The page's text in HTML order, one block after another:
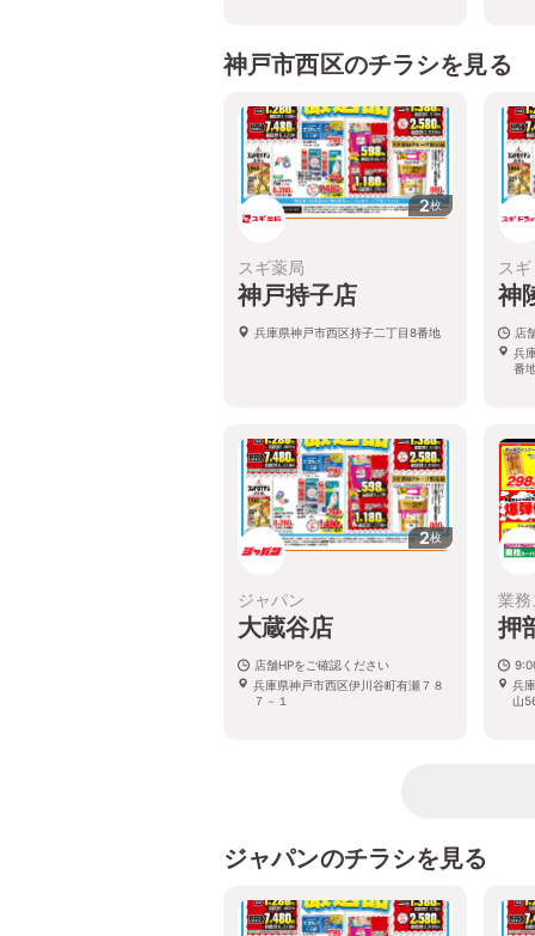
神戸市西区のチラシを見る
2枚
スギ薬局
神戸持子店
兵庫県神戸市西区持子二丁目8番地
ス
神
店
兵
番
2枚
ジャパン
大蔵谷店
店舗HPをご確認ください
兵庫県神戸市西区伊川谷町有瀬７８
７－１
業
押
兵
山
ジャパンのチラシを見る